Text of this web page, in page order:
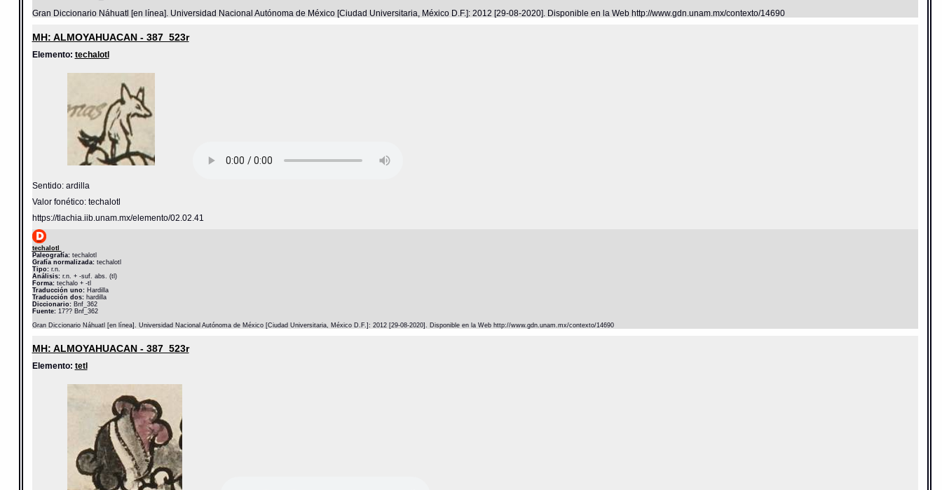
Gran Diccionario Náhuatl [en línea]. Universidad Nacional Autónoma de México [Ciudad Universitaria, México D.F.]: 2012 [29-08-2020]. Disponible en la Web http://www.gdn.unam.mx/contexto/14690
MH: ALMOYAHUACAN - 387_523r
Elemento: techalotl
Sentido: ardilla
Valor fonético: techalotl
https://tlachia.iib.unam.mx/elemento/02.02.41
techalotl
Paleografía:techalotl
Grafía normalizada:techalotl
Tipo:r.n.
Análisis:r.n. + -suf. abs. (tl)
Forma:techalo + -tl
Traducción uno:Hardilla
Traducción dos:hardilla
Diccionario: Bnf_362
Fuente:17?? Bnf_362
Gran Diccionario Náhuatl [en línea]. Universidad Nacional Autónoma de México [Ciudad Universitaria, México D.F.]: 2012 [29-08-2020]. Disponible en la Web http://www.gdn.unam.mx/contexto/14690
MH: ALMOYAHUACAN - 387_523r
Elemento: tetl